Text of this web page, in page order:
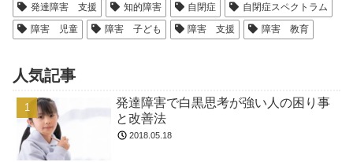
発達障害 支援
知的障害 自閉症
自閉症スペクトラム
障害 児童
障害 子ども 障害 支援 障害 教育
人気記事
発達障害で白黒思考が強い人の困り事
と改善法
2018.05.18